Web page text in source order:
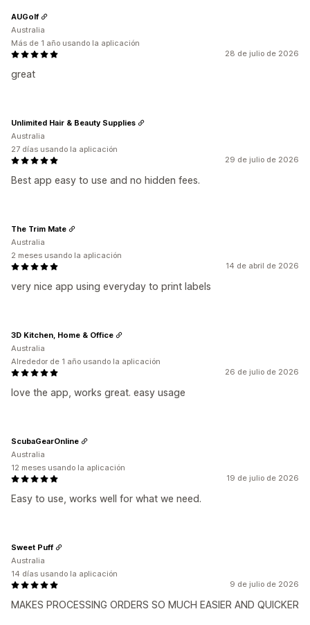
28 de julio de 2026
great
AUGolf
Australia
Más de 1 año usando la aplicación
29 de julio de 2026
Best app easy to use and no hidden fees.
Unlimited Hair & Beauty Supplies
Australia
27 días usando la aplicación
14 de abril de 2026
very nice app using everyday to print labels
The Trim Mate
Australia
2 meses usando la aplicación
26 de julio de 2026
love the app, works great. easy usage
3D Kitchen, Home & Office
Australia
Alrededor de 1 año usando la aplicación
19 de julio de 2026
Easy to use, works well for what we need.
ScubaGearOnline
Australia
12 meses usando la aplicación
9 de julio de 2026
MAKES PROCESSING ORDERS SO MUCH EASIER AND QUICKER
Sweet Puff
Australia
14 días usando la aplicación